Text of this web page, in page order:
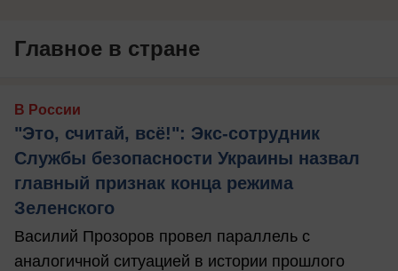
Главное в стране
В России
"Это, считай, всё!": Экс-сотрудник
Службы безопасности Украины назвал
главный признак конца режима
Зеленского
Василий Прозоров провел параллель с
аналогичной ситуацией в истории прошлого